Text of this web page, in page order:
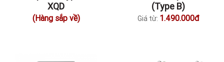
XQD
(Hàng sắp về)
(Type B)
Giá từ: 1.490.000đ